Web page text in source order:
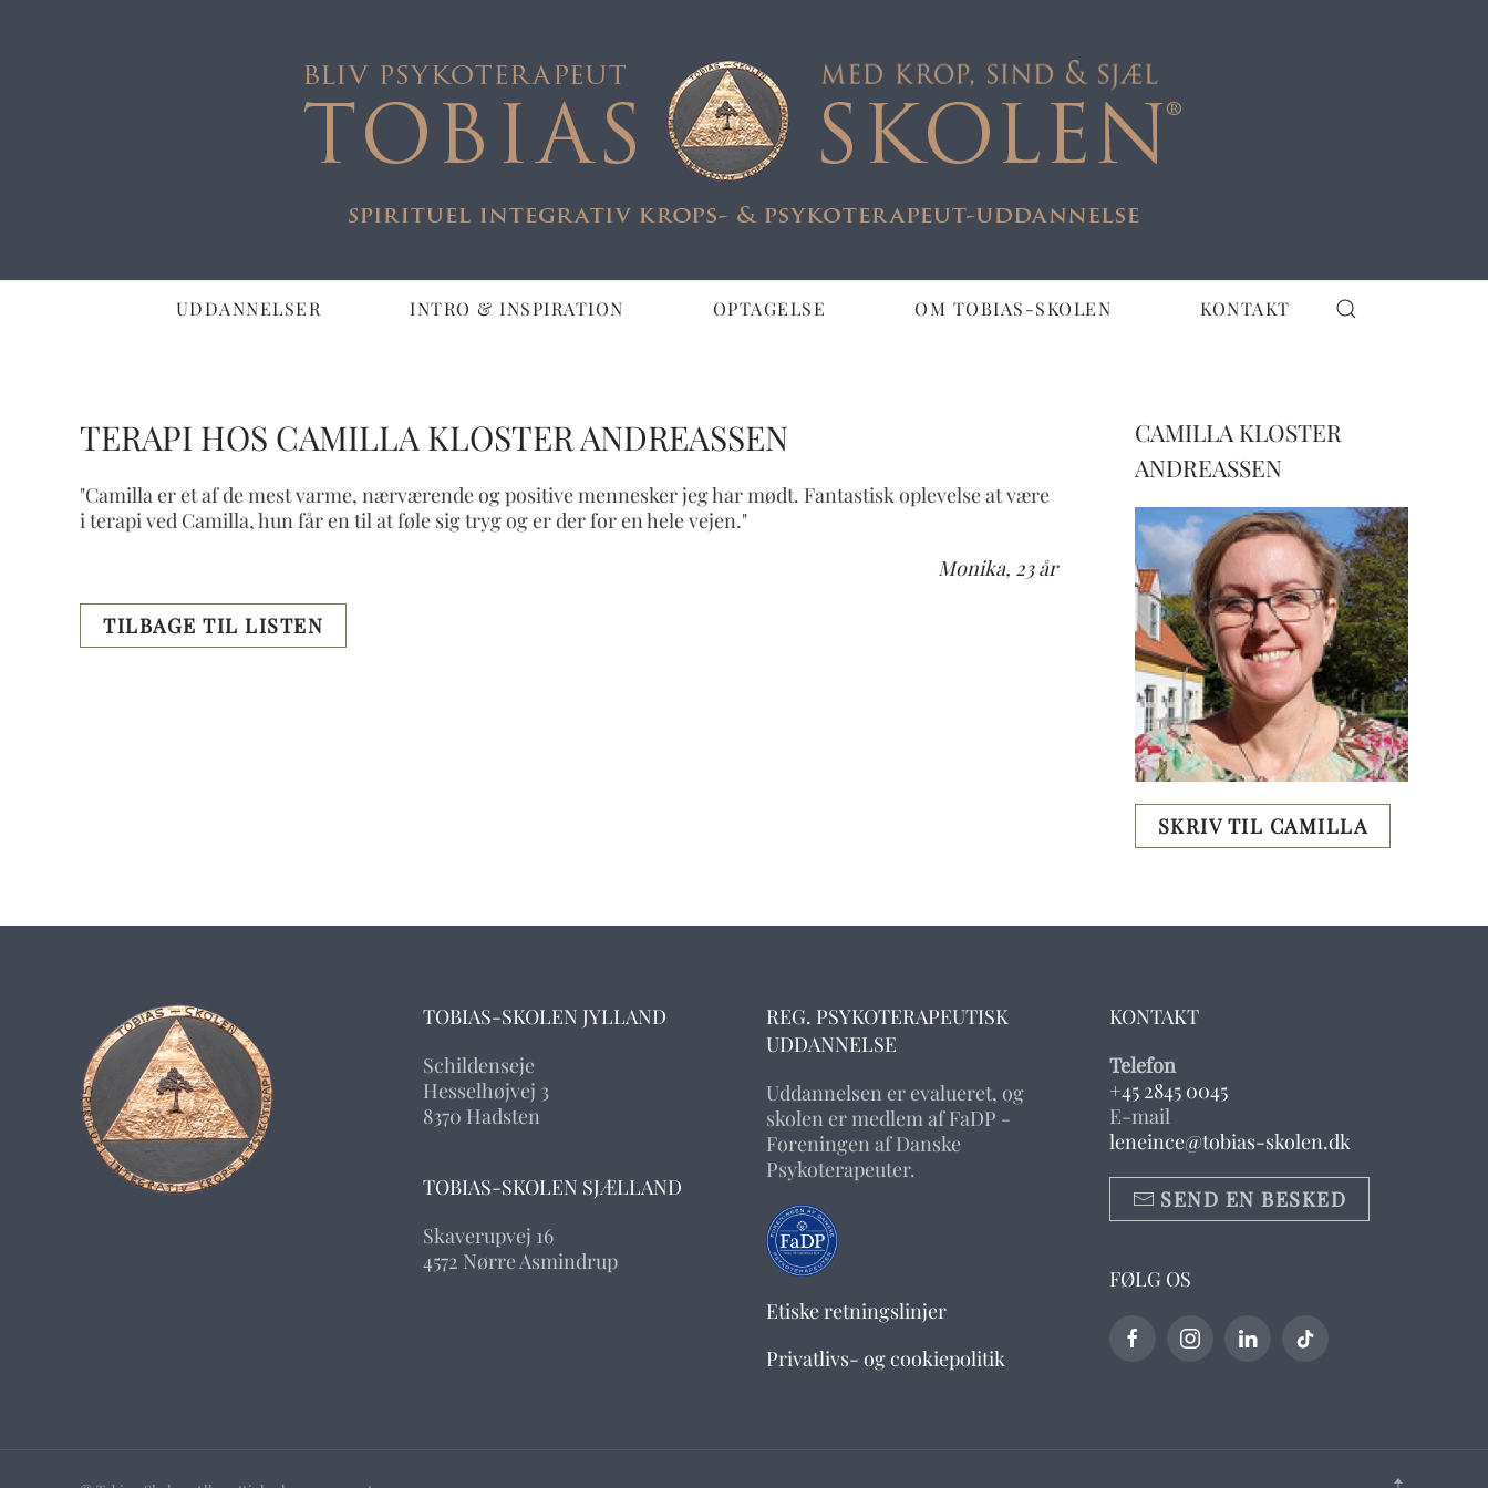
UDDANNELSER INTRO & INSPIRATION OPTAGELSE OM TOBIAS-SKOLEN KONTAKT
ER DET DIG?
PÅ SJÆLLAND
DATOER FOR OPSTART
TERAPI HOS CAMILLA KLOSTER ANDREASSEN
"Camilla er et af de mest varme, nærværende og positive mennesker jeg har mødt. Fantastisk oplevelse at være
i terapi ved Camilla, hun får en til at føle sig tryg og er der for en hele vejen."
Monika, 23 år
TILBAGE TIL LISTEN
CAMILLA KLOSTER
ANDREASSEN
SKRIV TIL CAMILLA
TOBIAS-SKOLEN JYLLAND
Schildenseje
Hesselhøjvej 3
8370 Hadsten
TOBIAS-SKOLEN SJÆLLAND
Skaverupvej 16
4572 Nørre Asmindrup
REG. PSYKOTERAPEUTISK
UDDANNELSE
Uddannelsen er evalueret, og
skolen er medlem af FaDP -
Foreningen af Danske
Psykoterapeuter.
Etiske retningslinjer
Privatlivs- og cookiepolitik
KONTAKT
Telefon
+45 2845 0045
E-mail
leneince@tobias-skolen.dk
SEND EN BESKED
FØLG OS